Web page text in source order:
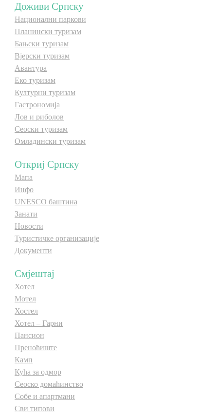
Откриј Српску
Доживи Српску
Национални паркови
Планински туризам
Бањски туризам
Вјерски туризам
Авантура
Еко туризам
Културни туризам
Гастрономија
Лов и риболов
Сеоски туризам
Омладински туризам
Откриј Српску
Мапа
Инфо
UNESCO баштина
Занати
Новости
Туристичке организације
Документи
Смјештај
Хотел
Мотел
Хостел
Хотел – Гарни
Пансион
Преноћиште
Камп
Кућа за одмор
Сеоско домаћинство
Собе и апартмани
Сви типови